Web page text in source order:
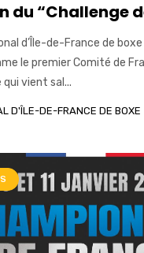
du “Challenge
d’Île-de-France de
le premier Comité de
vient sal...
D'ÎLE-DE-FRANCE DE BOXE